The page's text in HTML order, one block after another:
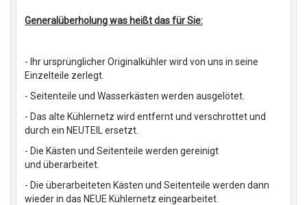
Generalüberholung was heißt das für Sie:
- Ihr ursprünglicher Originalkühler wird von uns in seine
Einzelteile zerlegt.
- Seitenteile und Wasserkästen werden ausgelötet.
- Das alte Kühlernetz wird entfernt und verschrottet und
durch ein NEUTEIL ersetzt.
- Die Kästen und Seitenteile werden gereinigt
und überarbeitet.
- Die überarbeiteten Kästen und Seitenteile werden dann
wieder in das NEUE Kühlernetz eingearbeitet.